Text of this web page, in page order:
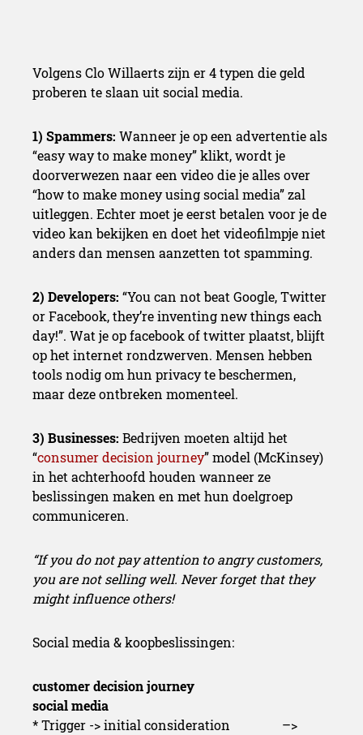
Volgens Clo Willaerts zijn er4typen die geld
proberen te slaan uit social media.
1) Spammers: Wanneer je op een advertentie als
“easy way to make money” klikt, wordt je
doorverwezen naar een video die je alles over
“how to make money using social media” zal
uitleggen. Echter moet je eerst betalen voor je de
video kan bekijken en doet het videofilmpje niet
anders dan mensen aanzetten tot spamming.
2) Developers: “You can not beat Google, Twitter
or Facebook, they’re inventing new things each
day!”. Wat je op facebook of twitter plaatst, blijft
op het internet rondzwerven. Mensen hebben
tools nodig om hun privacy te beschermen,
maar deze ontbreken momenteel.
3) Businesses: Bedrijven moeten altijd het
“consumer decision journey” model (McKinsey)
in het achterhoofd houden wanneer ze
beslissingen maken en met hun doelgroep
communiceren.
“If you do not pay attention to angry customers,
you are not selling well. Never forget that they
might influence others!
Social media & koopbeslissingen:
customer decision journey
social media
* Trigger -> initial consideration –>